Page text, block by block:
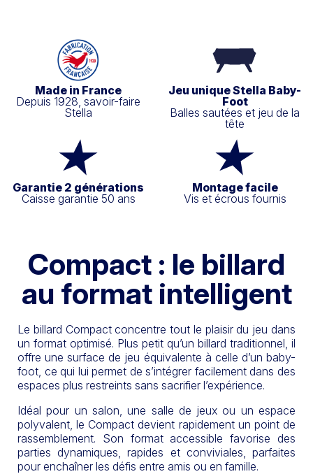
Made in France
Depuis 1928, savoir-faire
Stella
Jeu unique Stella Baby-
Foot
Balles sautées et jeu de la
tête
Garantie 2 générations
Caisse garantie 50 ans
Montage facile
Vis et écrous fournis
Compact : le billard
au format intelligent
Le billard Compactconcentre tout le plaisir du jeu dans
un format optimisé. Plus petit qu’un billard traditionnel, il
offre une surface de jeu équivalente à celle d’un baby-
foot, ce qui lui permet de s’intégrer facilement dans des
espaces plus restreints sans sacrifier l’expérience.
Idéal pour un salon, une salle de jeux ou un espace
polyvalent, le Compact devient rapidement un point de
rassemblement. Son format accessible favorise des
parties dynamiques, rapides et conviviales, parfaites
pour enchaîner les défis entre amis ou en famille.